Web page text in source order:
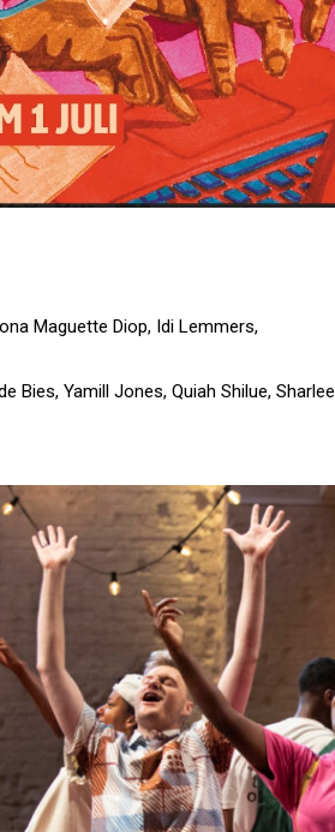
Maguette Diop, Idi Lemmers,
Bies, Yamill Jones, Quiah Shilue, Sharlee